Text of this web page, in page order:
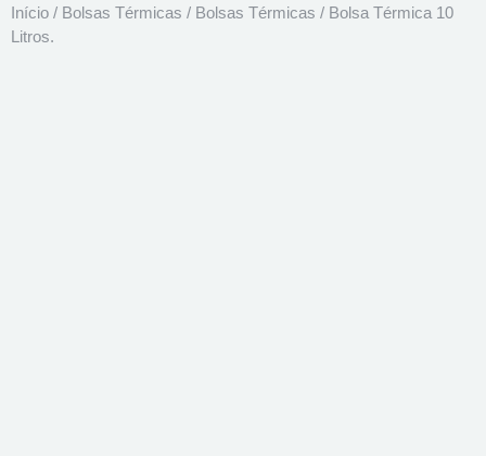
Início / Bolsas Térmicas / Bolsas Térmicas / Bolsa Térmica 10
Litros.